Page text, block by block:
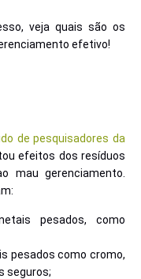
veja quais são os
efetivo!
de pesquisadores da
efeitos dos resíduos
mau gerenciamento.
pesados, como
pesados como cromo,
seguros;